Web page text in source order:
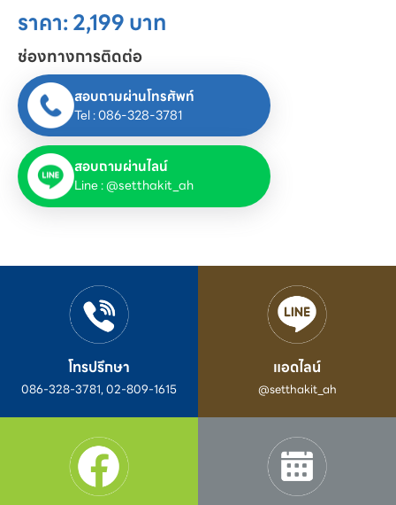
ราคา: 2,199 บาท
ช่องทางการติดต่อ
สอบถามผ่านโทรศัพท์
Tel : 086-328-3781
สอบถามผ่านไลน์
Line : @setthakit_ah
โทรปรึกษา
086-328-3781, 02-809-1615
แอดไลน์
@setthakit_ah